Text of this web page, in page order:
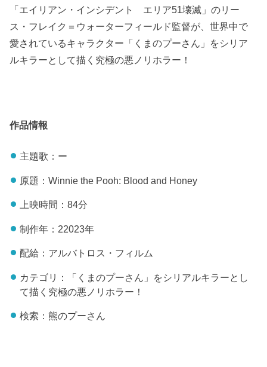
「エイリアン・インシデント エリア51壊滅」のリー
ス・フレイク＝ウォーターフィールド監督が、世界中で
愛されているキャラクター「くまのプーさん」をシリア
ルキラーとして描く究極の悪ノリホラー！
作品情報
主題歌：ー
原題：Winnie the Pooh: Blood and Honey
上映時間：84分
制作年：22023年
配給：アルバトロス・フィルム
カテゴリ：「くまのプーさん」をシリアルキラーとし
て描く究極の悪ノリホラー！
検索：熊のプーさん